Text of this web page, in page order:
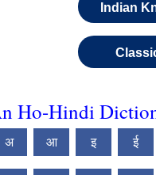
Indian
Ho-Hindi
अ आ इ ई